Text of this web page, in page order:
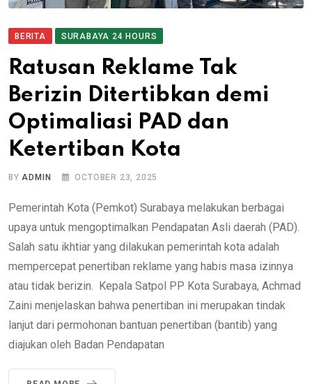
BERITA SURABAYA 24 HOURS
Ratusan Reklame Tak
Berizin Ditertibkan demi
Optimaliasi PAD dan
Ketertiban Kota
BYADMIN OCTOBER 23, 2025
Pemerintah Kota (Pemkot) Surabaya melakukan berbagai
upaya untuk mengoptimalkan Pendapatan Asli daerah (PAD).
Salah satu ikhtiar yang dilakukan pemerintah kota adalah
mempercepat penertiban reklame yang habis masa izinnya
atau tidak berizin. Kepala Satpol PP Kota Surabaya, Achmad
Zaini menjelaskan bahwa penertiban ini merupakan tindak
lanjut dari permohonan bantuan penertiban (bantib) yang
diajukan oleh Badan Pendapatan